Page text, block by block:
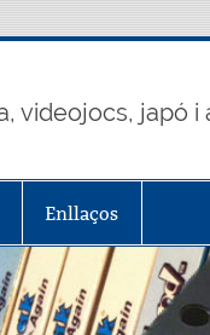
videojocs, japó
Enllaços